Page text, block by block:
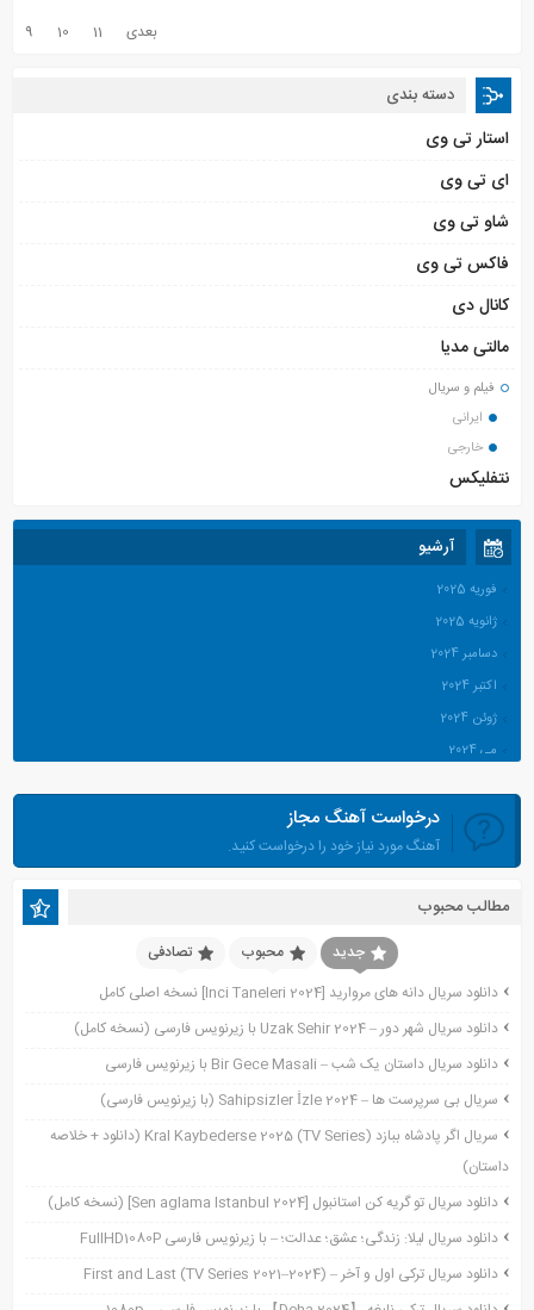
9
10 11 بعدی
دسته بندی
استار تی وی
ای تی وی
شاو تی وی
فاکس تی وی
کانال دی
مالتی مدیا
فیلم و سریال
ایرانی
خارجی
نتفلیکس
آرشیو
فوریه 2025
ژانویه 2025
دسامبر 2024
اکتبر 2024
ژوئن 2024
می 2024
مارس 2024
ژانویه 2024
نوامبر 2023
نوامبر 2022
نوامبر 2021
اکتبر 2021
سپتامبر 2021
آگوست 2021
جولای 2021
ژوئن 2021
می 2021
درخواست آهنگ مجاز
آهنگ مورد نیاز خود را درخواست کنید.
مطالب محبوب
جدید محبوب
تصادفی
دانلود سریال دانه های مروارید [Inci Taneleri 2024] نسخه اصلی کامل
دانلود سریال شهر دور – Uzak Sehir 2024 با زیرنویس فارسی (نسخه کامل)
دانلود سریال داستان یک شب – Bir Gece Masali با زیرنویس فارسی
سریال بی سرپرست ها – Sahipsizler İzle 2024 (با زیرنویس فارسی)
سریال اگر پادشاه ببازد Kral Kaybederse 2025 (TV Series) (دانلود + خلاصه
داستان)
دانلود سریال تو گریه کن استانبول [Sen aglama Istanbul 2024] (نسخه کامل)
دانلود سریال لیلا: زندگی؛ عشق؛ عدالت؛ – با زیرنویس فارسی FullHD1080P
دانلود سریال ترکی اول و آخر – First and Last (TV Series 2021–2024)